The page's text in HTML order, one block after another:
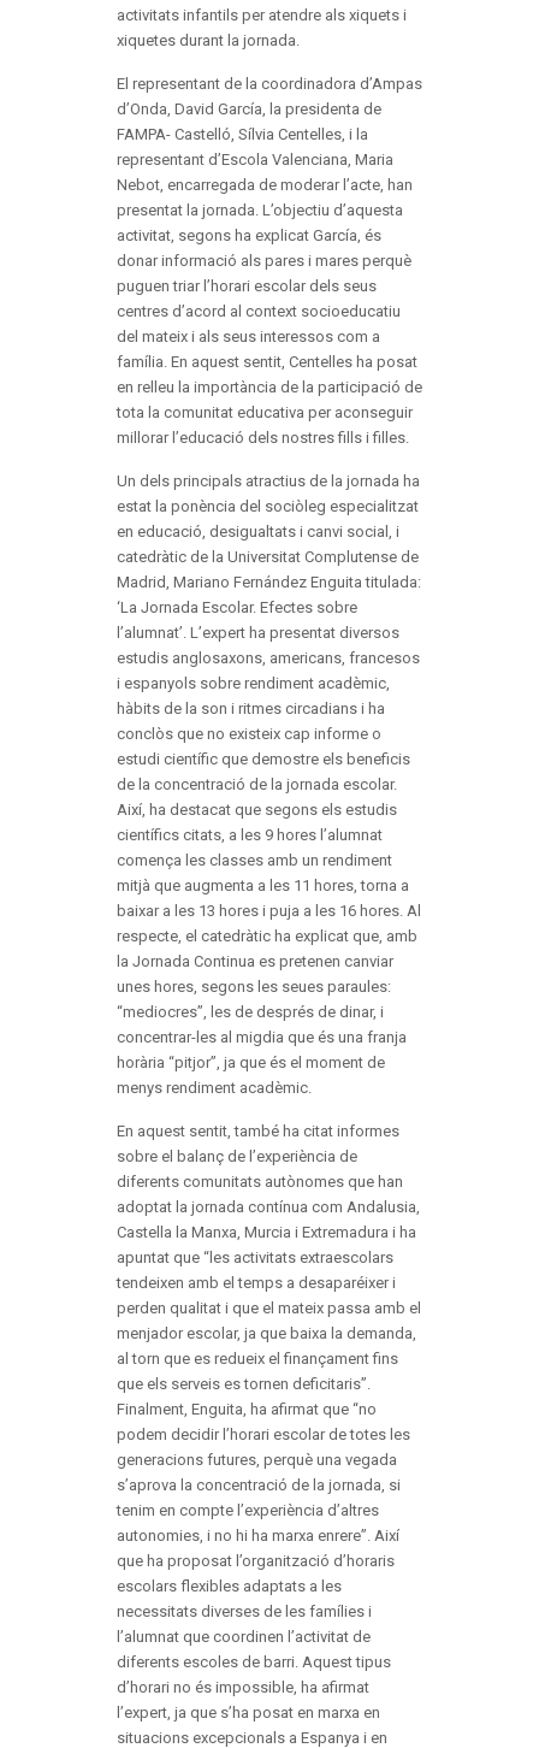
activitats infantils per atendre als xiquets i
xiquetes durant la jornada.
El representant de la coordinadora d’Ampas
d’Onda, David García, la presidenta de
FAMPA- Castelló, Sílvia Centelles, i la
representant d’Escola Valenciana, Maria
Nebot, encarregada de moderar l’acte, han
presentat la jornada. L’objectiu d’aquesta
activitat, segons ha explicat García, és
donar informació als pares i mares perquè
puguen triar l’horari escolar dels seus
centres d’acord al context socioeducatiu
del mateix i als seus interessos com a
família. En aquest sentit, Centelles ha posat
en relleu la importància de la participació de
tota la comunitat educativa per aconseguir
millorar l’educació dels nostres fills i filles.
Un dels principals atractius de la jornada ha
estat la ponència del sociòleg especialitzat
en educació, desigualtats i canvi social, i
catedràtic de la Universitat Complutense de
Madrid, Mariano Fernández Enguita titulada:
‘La Jornada Escolar. Efectes sobre
l’alumnat’. L’expert ha presentat diversos
estudis anglosaxons, americans, francesos
i espanyols sobre rendiment acadèmic,
hàbits de la son i ritmes circadians i ha
conclòs que no existeix cap informe o
estudi científic que demostre els beneficis
de la concentració de la jornada escolar.
Així, ha destacat que segons els estudis
científics citats, a les 9 hores l’alumnat
comença les classes amb un rendiment
mitjà que augmenta a les 11 hores, torna a
baixar a les 13 hores i puja a les 16 hores. Al
respecte, el catedràtic ha explicat que, amb
la Jornada Continua es pretenen canviar
unes hores, segons les seues paraules:
“mediocres”, les de després de dinar, i
concentrar-les al migdia que és una franja
horària “pitjor”, ja que és el moment de
menys rendiment acadèmic.
En aquest sentit, també ha citat informes
sobre el balanç de l’experiència de
diferents comunitats autònomes que han
adoptat la jornada contínua com Andalusia,
Castella la Manxa, Murcia i Extremadura i ha
apuntat que “les activitats extraescolars
tendeixen amb el temps a desaparéixer i
perden qualitat i que el mateix passa amb el
menjador escolar, ja que baixa la demanda,
al torn que es redueix el finançament fins
que els serveis es tornen deficitaris”.
Finalment, Enguita, ha afirmat que “no
podem decidir l’horari escolar de totes les
generacions futures, perquè una vegada
s’aprova la concentració de la jornada, si
tenim en compte l’experiència d’altres
autonomies, i no hi ha marxa enrere”. Així
que ha proposat l’organització d’horaris
escolars flexibles adaptats a les
necessitats diverses de les famílies i
l’alumnat que coordinen l’activitat de
diferents escoles de barri. Aquest tipus
d’horari no és impossible, ha afirmat
l’expert, ja que s’ha posat en marxa en
situacions excepcionals a Espanya i en